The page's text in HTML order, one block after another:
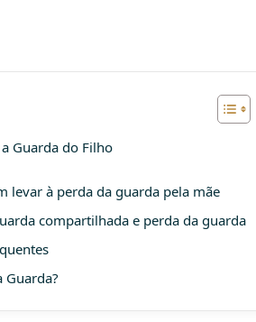
Guarda do Filho
levar à perda da guarda pela mãe
compartilhada e perda da guarda
Guarda?